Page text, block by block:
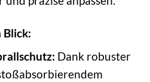
Blick:
Dank robuster